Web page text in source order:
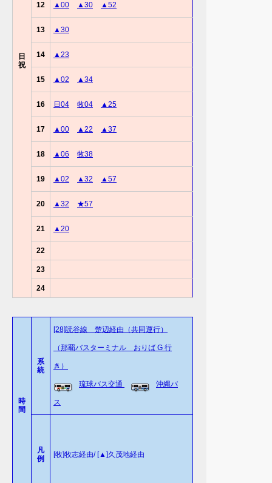
日
祝
12 ▲00 ▲30 ▲52
13 ▲30
14 ▲23
15 ▲02 ▲34
16 日04 牧04 ▲25
17 ▲00 ▲22 ▲37
18 ▲06 牧38
19 ▲02 ▲32 ▲57
20 ▲32 ★57
21 ▲20
22
23
24
時
間
系
統
[28]読谷線 楚辺経由（共同運行）
（那覇バスターミナル おりば G 行
き）
琉球バス交通 沖縄バ
ス
凡
例
[牧]牧志経由/ [▲]久茂地経由